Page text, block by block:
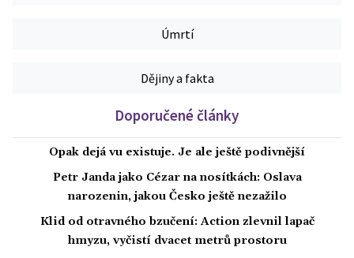
Úmrtí
Dějiny a fakta
Doporučené články
Opak dejá vu existuje. Je ale ještě podivnější
Petr Janda jako Cézar na nosítkách: Oslava
narozenin, jakou Česko ještě nezažilo
Klid od otravného bzučení: Action zlevnil lapač
hmyzu, vyčistí dvacet metrů prostoru